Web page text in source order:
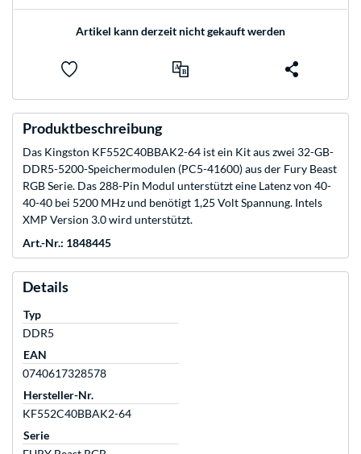
Artikel kann derzeit nicht gekauft werden
Produktbeschreibung
Das Kingston KF552C40BBAK2-64 ist ein Kit aus zwei 32-GB-
DDR5-5200-Speichermodulen (PC5-41600) aus der Fury Beast
RGB Serie. Das 288-Pin Modul unterstützt eine Latenz von 40-
40-40 bei 5200 MHz und benötigt 1,25 Volt Spannung. Intels
XMP Version 3.0 wird unterstützt.
Art.-Nr.: 1848445
Details
Typ
DDR5
EAN
0740617328578
Hersteller-Nr.
KF552C40BBAK2-64
Serie